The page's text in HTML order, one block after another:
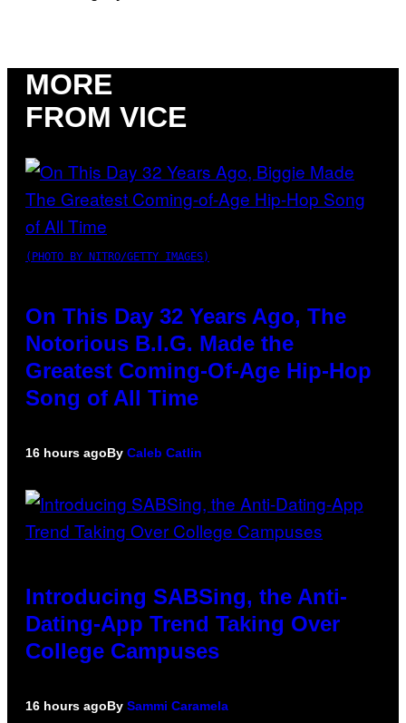
MORE
FROM VICE
(PHOTO BY NITRO/GETTY IMAGES)
On This Day 32 Years Ago, The
Notorious B.I.G. Made the
Greatest Coming-Of-Age Hip-Hop
Song of All Time
16 hours agoBy Caleb Catlin
Introducing SABSing, the Anti-
Dating-App Trend Taking Over
College Campuses
16 hours agoBy Sammi Caramela